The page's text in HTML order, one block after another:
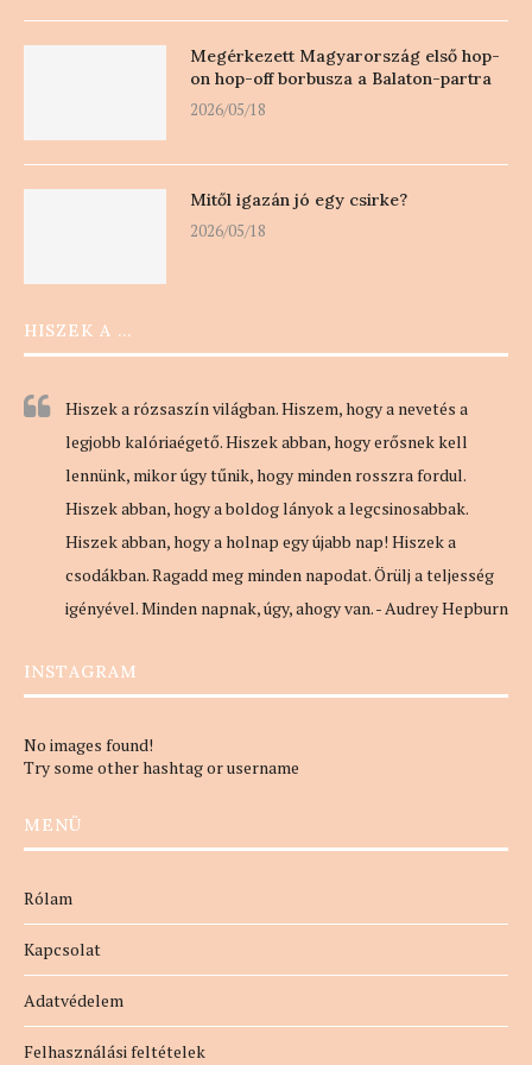
Megérkezett Magyarország első hop-
on hop-off borbusza a Balaton-partra
2026/05/18
Mitől igazán jó egy csirke?
2026/05/18
HISZEK A …
Hiszek a rózsaszín világban. Hiszem, hogy a nevetés a
legjobb kalóriaégető. Hiszek abban, hogy erősnek kell
lennünk, mikor úgy tűnik, hogy minden rosszra fordul.
Hiszek abban, hogy a boldog lányok a legcsinosabbak.
Hiszek abban, hogy a holnap egy újabb nap! Hiszek a
csodákban. Ragadd meg minden napodat. Örülj a teljesség
igényével. Minden napnak, úgy, ahogy van. - Audrey Hepburn
INSTAGRAM
No images found!
Try some other hashtag or username
MENÜ
Rólam
Kapcsolat
Adatvédelem
Felhasználási feltételek